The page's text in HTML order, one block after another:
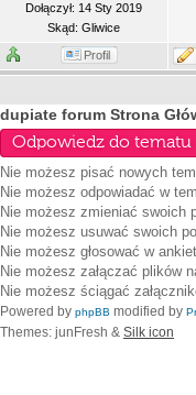
Dołączył: 14 Sty 2019
Skąd: Gliwice
Profil
dupiate forum Strona
Odpowiedz do tematu
Nie możesz pisać nowych
Nie możesz odpowiadać w
Nie możesz zmieniać swoich
Nie możesz usuwać swoich
Nie możesz głosować w
Nie możesz załączać plików
Nie możesz ściągać
Powered by phpBB modified by
Themes: junFresh & Silk icon